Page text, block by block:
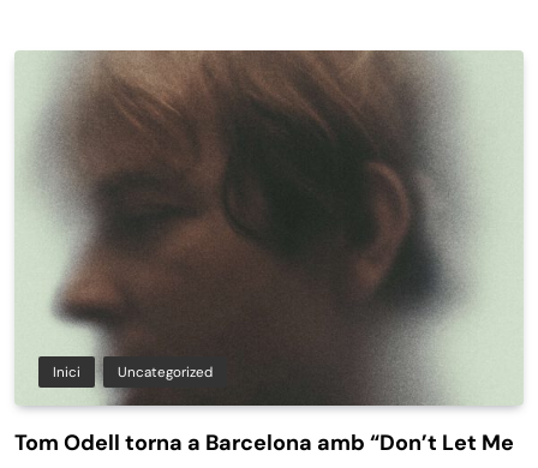
Inici Uncategorized
Tom Odell torna a Barcelona amb “Don’t Let Me